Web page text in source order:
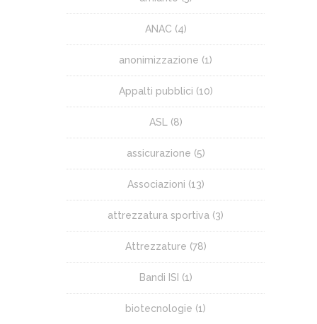
ANAC (4)
anonimizzazione (1)
Appalti pubblici (10)
ASL (8)
assicurazione (5)
Associazioni (13)
attrezzatura sportiva (3)
Attrezzature (78)
Bandi ISI (1)
biotecnologie (1)